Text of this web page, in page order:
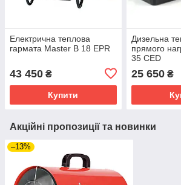
Електрична теплова
гармата Master B 18 EPR
43 450 ₴
Купити
Дизельна
прямого
35 CED
25 650₴
Акційні пропозиції та новинки
–13%